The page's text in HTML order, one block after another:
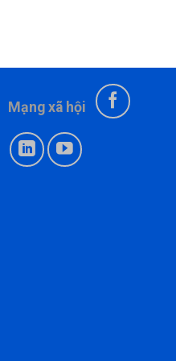
Mạng xã hội